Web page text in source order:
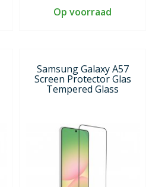
Op voorraad
Samsung Galaxy A57
Screen Protector Glas
Tempered Glass